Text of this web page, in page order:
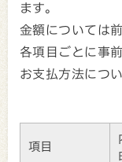
ます。
金額については
各項目ごとに事
お支払方法につ
項目